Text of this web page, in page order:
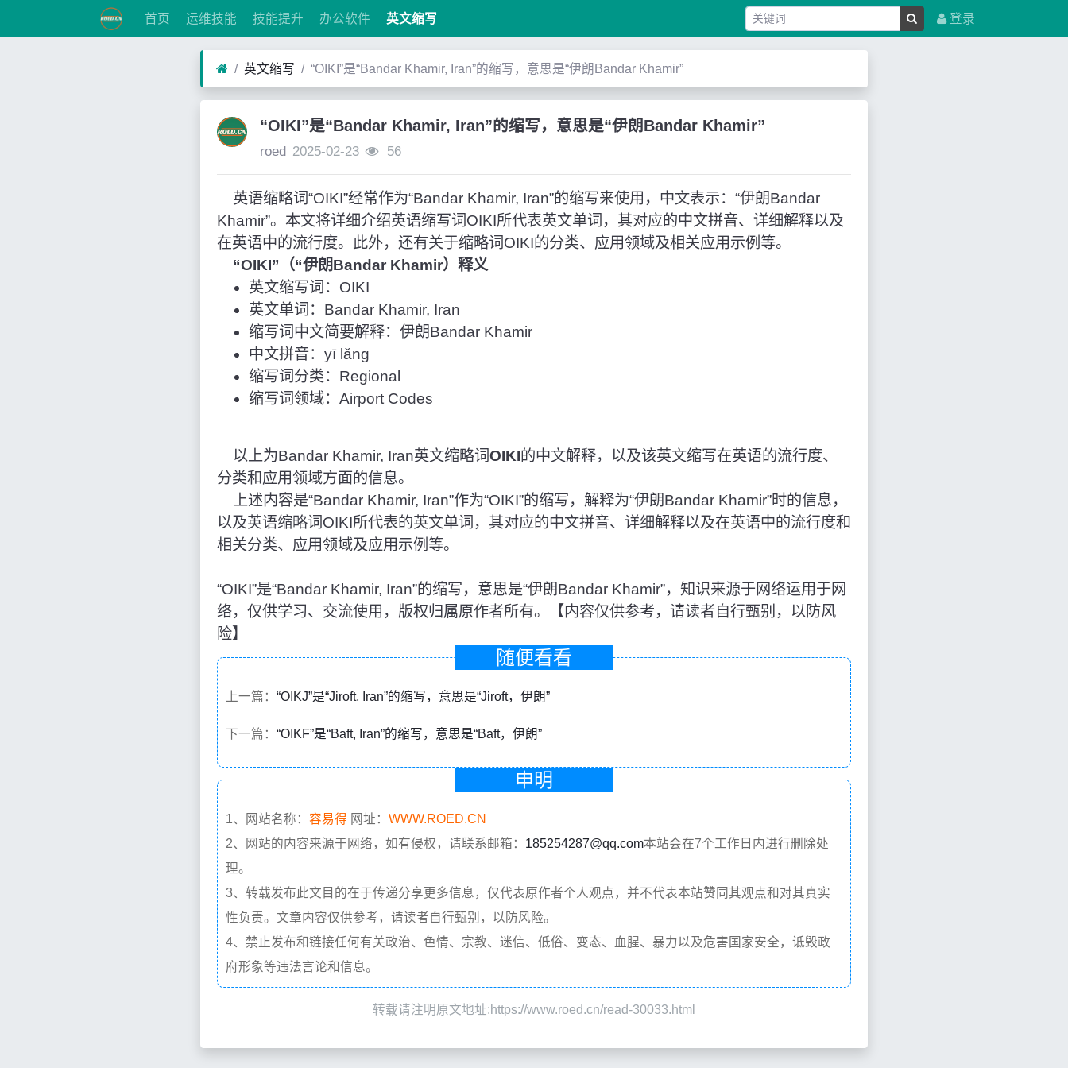
首页 运维技能 技能提升 办公软件 英文缩写 登录
英文缩写 “OIKI”是“Bandar Khamir, Iran”的缩写，意思是“伊朗Bandar Khamir”
“OIKI”是“Bandar Khamir, Iran”的缩写，意思是“伊朗Bandar Khamir”
roed 2025-02-23 56
英语缩略词“OIKI”经常作为“Bandar Khamir, Iran”的缩写来使用，中文表示：“伊朗Bandar
Khamir”。本文将详细介绍英语缩写词OIKI所代表英文单词，其对应的中文拼音、详细解释以及
在英语中的流行度。此外，还有关于缩略词OIKI的分类、应用领域及相关应用示例等。
“OIKI”（“伊朗Bandar Khamir）释义
英文缩写词：OIKI
英文单词：Bandar Khamir, Iran
缩写词中文简要解释：伊朗Bandar Khamir
中文拼音：yī lǎng
缩写词分类：Regional
缩写词领域：Airport Codes
以上为Bandar Khamir, Iran英文缩略词OIKI的中文解释，以及该英文缩写在英语的流行度、
分类和应用领域方面的信息。
上述内容是“Bandar Khamir, Iran”作为“OIKI”的缩写，解释为“伊朗Bandar Khamir”时的信息，
以及英语缩略词OIKI所代表的英文单词，其对应的中文拼音、详细解释以及在英语中的流行度和
相关分类、应用领域及应用示例等。
“OIKI”是“Bandar Khamir, Iran”的缩写，意思是“伊朗Bandar Khamir”，知识来源于网络运用于网
络，仅供学习、交流使用，版权归属原作者所有。【内容仅供参考，请读者自行甄别，以防风
险】
随便看看
上一篇： “OIKJ”是“Jiroft, Iran”的缩写，意思是“Jiroft，伊朗”
下一篇： “OIKF”是“Baft, Iran”的缩写，意思是“Baft，伊朗”
申明
1、网站名称： 容易得 网址： WWW.ROED.CN
2、网站的内容来源于网络，如有侵权，请联系邮箱： 185254287@qq.com本站会在7个工作日内进行删除处
理。
3、转载发布此文目的在于传递分享更多信息，仅代表原作者个人观点，并不代表本站赞同其观点和对其真实
性负责。文章内容仅供参考，请读者自行甄别，以防风险。
4、禁止发布和链接任何有关政治、色情、宗教、迷信、低俗、变态、血腥、暴力以及危害国家安全，诋毁政
府形象等违法言论和信息。
转载请注明原文地址:https://www.roed.cn/read-30033.html